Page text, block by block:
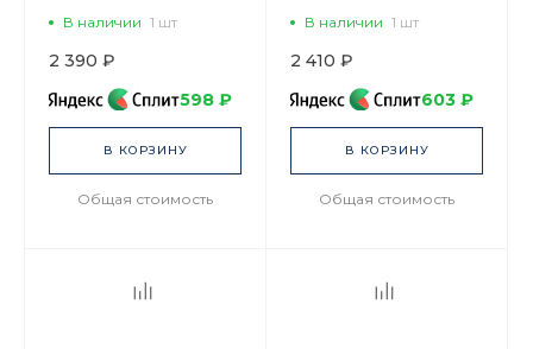
рисунок Виды
Санкт-Петербурга
арт. 81.14123.00.1
В наличии 1 шт
2 390 ₽
598 ₽
В КОРЗИНУ
Общая стоимость
Исаакиевский собор
арт. 81.14849.00.1
В наличии 1 шт
2 410 ₽
603 ₽
В КОРЗИНУ
Общая стоимость